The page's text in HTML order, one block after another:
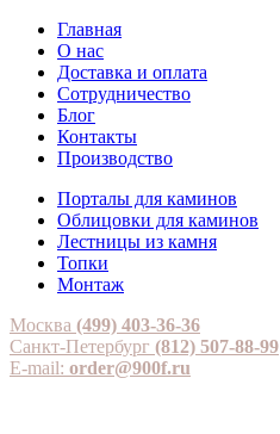
Главная
О нас
Доставка и оплата
Сотрудничество
Блог
Контакты
Производство
Порталы для каминов
Облицовки для каминов
Лестницы из камня
Топки
Монтаж
Москва (499) 403-36-36
Санкт-Петербург (812) 507-88-99
E-mail: order@900f.ru